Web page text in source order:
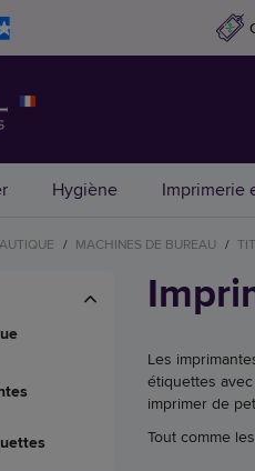
Hygiène Imprimerie
/ MACHINES DE BUREAU /
Les
étiquettes
imprimer de
Tout comme les